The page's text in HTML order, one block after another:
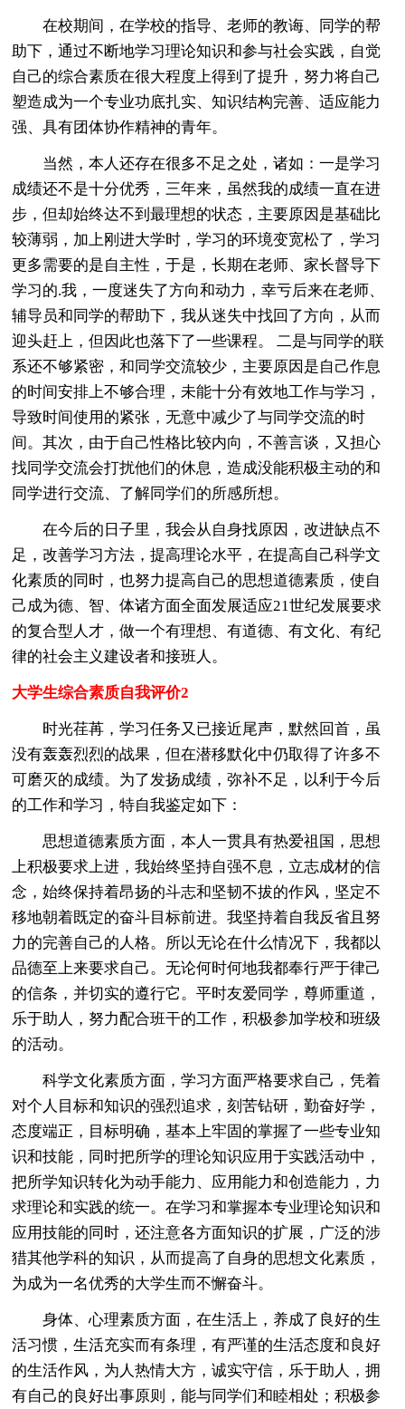
在校期间，在学校的指导、老师的教诲、同学的帮
助下，通过不断地学习理论知识和参与社会实践，自觉
自己的综合素质在很大程度上得到了提升，努力将自己
塑造成为一个专业功底扎实、知识结构完善、适应能力
强、具有团体协作精神的青年。
当然，本人还存在很多不足之处，诸如：一是学习
成绩还不是十分优秀，三年来，虽然我的成绩一直在进
步，但却始终达不到最理想的状态，主要原因是基础比
较薄弱，加上刚进大学时，学习的环境变宽松了，学习
更多需要的是自主性，于是，长期在老师、家长督导下
学习的.我，一度迷失了方向和动力，幸亏后来在老师、
辅导员和同学的帮助下，我从迷失中找回了方向，从而
迎头赶上，但因此也落下了一些课程。 二是与同学的联
系还不够紧密，和同学交流较少，主要原因是自己作息
的时间安排上不够合理，未能十分有效地工作与学习，
导致时间使用的紧张，无意中减少了与同学交流的时
间。其次，由于自己性格比较内向，不善言谈，又担心
找同学交流会打扰他们的休息，造成没能积极主动的和
同学进行交流、了解同学们的所感所想。
在今后的日子里，我会从自身找原因，改进缺点不
足，改善学习方法，提高理论水平，在提高自己科学文
化素质的同时，也努力提高自己的思想道德素质，使自
己成为德、智、体诸方面全面发展适应21世纪发展要求
的复合型人才，做一个有理想、有道德、有文化、有纪
律的社会主义建设者和接班人。
大学生综合素质自我评价2
时光荏苒，学习任务又已接近尾声，默然回首，虽
没有轰轰烈烈的战果，但在潜移默化中仍取得了许多不
可磨灭的成绩。为了发扬成绩，弥补不足，以利于今后
的工作和学习，特自我鉴定如下：
思想道德素质方面，本人一贯具有热爱祖国，思想
上积极要求上进，我始终坚持自强不息，立志成材的信
念，始终保持着昂扬的斗志和坚韧不拔的作风，坚定不
移地朝着既定的奋斗目标前进。我坚持着自我反省且努
力的完善自己的人格。所以无论在什么情况下，我都以
品德至上来要求自己。无论何时何地我都奉行严于律己
的信条，并切实的遵行它。平时友爱同学，尊师重道，
乐于助人，努力配合班干的工作，积极参加学校和班级
的活动。
科学文化素质方面，学习方面严格要求自己，凭着
对个人目标和知识的强烈追求，刻苦钻研，勤奋好学，
态度端正，目标明确，基本上牢固的掌握了一些专业知
识和技能，同时把所学的理论知识应用于实践活动中，
把所学知识转化为动手能力、应用能力和创造能力，力
求理论和实践的统一。在学习和掌握本专业理论知识和
应用技能的同时，还注意各方面知识的扩展，广泛的涉
猎其他学科的知识，从而提高了自身的思想文化素质，
为成为一名优秀的大学生而不懈奋斗。
身体、心理素质方面，在生活上，养成了良好的生
活习惯，生活充实而有条理，有严谨的生活态度和良好
的生活作风，为人热情大方，诚实守信，乐于助人，拥
有自己的良好出事原则，能与同学们和睦相处；积极参